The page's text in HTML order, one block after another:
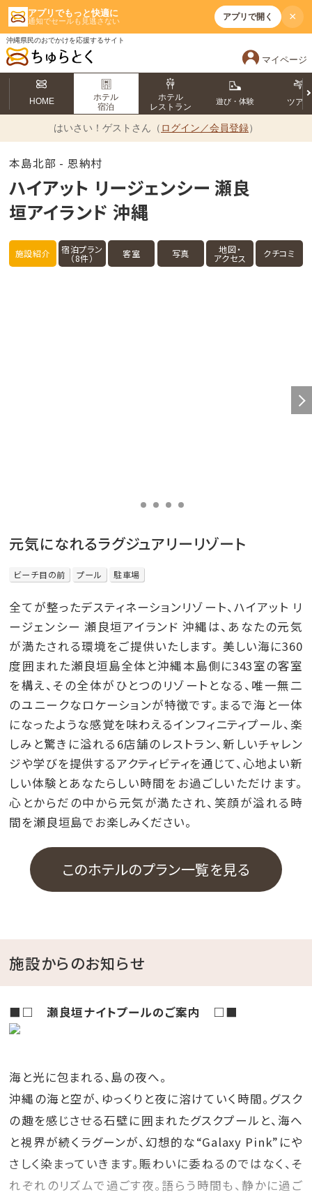
アプリでもっと快適に
通知でセールも見逃さない アプリで開く ×
沖縄県民のおでかけを応援するサイト
マイページ
HOME
ホテル
宿泊
ホテル
レストラン
遊び・体験 ツアー
はいさい！ ゲストさん（ ログイン／会員登録）
本島北部 - 恩納村
ハイアット リージェンシー 瀬良
垣アイランド 沖縄
施設紹介 宿泊プラン
（8件） 客室 写真 地図・
アクセス クチコミ
元気になれるラグジュアリーリゾート
ビーチ目の前 プール 駐車場
全てが整ったデスティネーションリゾート、ハイアット リ
ージェンシー 瀬良垣アイランド 沖縄は、あなたの元気
が満たされる環境をご提供いたします。 美しい海に360
度囲まれた瀬良垣島全体と沖縄本島側に343室の客室
を構え、その全体がひとつのリゾートとなる、唯一無二
のユニークなロケーションが特徴です。まるで海と一体
になったような感覚を味わえるインフィニティプール、楽
しみと驚きに溢れる6店舗のレストラン、新しいチャレン
ジや学びを提供するアクティビティを通じて、心地よい新
しい体験とあなたらしい時間をお過ごしいただけます。
心とからだの中から元気が満たされ、笑顔が溢れる時
間を瀬良垣島でお楽しみください。
このホテルのプラン一覧を見る
施設からのお知らせ
■□ 瀬良垣ナイトプール​のご案内 □■
海と光に包まれる、島の夜へ。
沖縄の海と空が、ゆっくりと夜に溶けていく時間。グスク
の趣を感じさせる石壁に囲まれたグスクプールと、海へ
と視界が続くラグーンが、幻想的な“Galaxy Pink”にや
さしく染まっていきます。賑わいに委ねるのではなく、そ
れぞれのリズムで過ごす夜。語らう時間も、静かに過ご